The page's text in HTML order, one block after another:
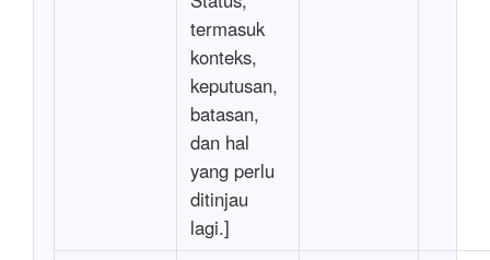
termasuk
konteks,
keputusan,
batasan,
dan hal
yang perlu
ditinjau
lagi.]